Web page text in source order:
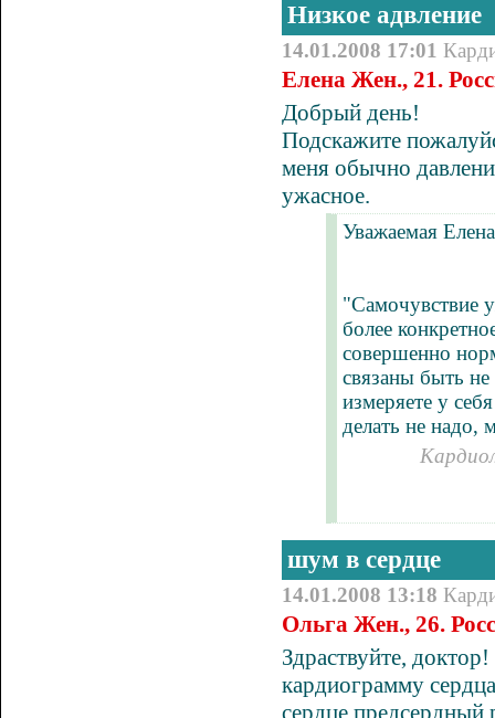
Низкое адвление
14.01.2008 17:01
Елена Жен., 21.
Добрый день!
Подскажите
меня обычно
ужасное.
Уважаемая
"Самочувствие
более
совершенно
связаны быть
измеряете у
делать не
шум в сердце
14.01.2008 13:18
Ольга Жен., 26.
Здраствуйте,
кардиограмму